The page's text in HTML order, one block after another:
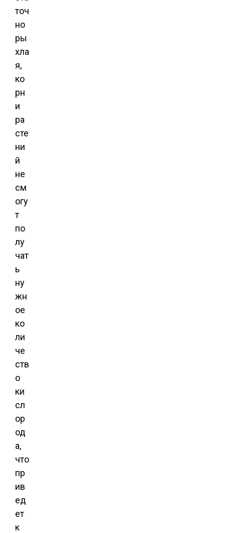
точ
но
ры
хла
я,
ко
рн
и
ра
сте
ни
й
не
см
огу
т
по
лу
чат
ь
ну
жн
ое
ко
ли
че
ств
о
ки
сл
ор
од
а,
что
пр
ив
ед
ет
к